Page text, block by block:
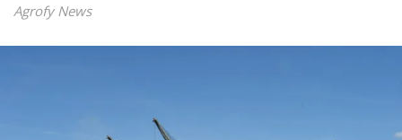
Agrofy News